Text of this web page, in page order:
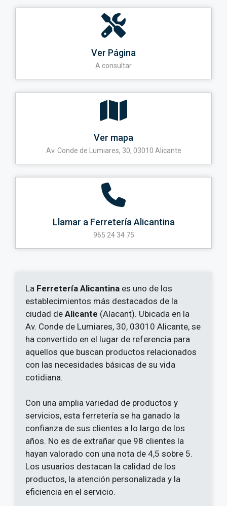
Ver Página
A consultar
Ver mapa
Av. Conde de Lumiares, 30, 03010 Alicante
Llamar a Ferretería Alicantina
965 24 34 75
La Ferretería Alicantina es uno de los
establecimientos más destacados de la
ciudad de Alicante (Alacant). Ubicada en la
Av. Conde de Lumiares, 30, 03010 Alicante, se
ha convertido en el lugar de referencia para
aquellos que buscan productos relacionados
con las necesidades básicas de su vida
cotidiana.
Con una amplia variedad de productos y
servicios, esta ferretería se ha ganado la
confianza de sus clientes a lo largo de los
años. No es de extrañar que 98 clientes la
hayan valorado con una nota de 4,5 sobre 5.
Los usuarios destacan la calidad de los
productos, la atención personalizada y la
eficiencia en el servicio.